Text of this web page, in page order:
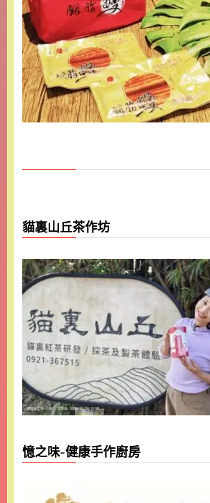
貓裏山丘茶作坊
憶之味-健康手作廚房